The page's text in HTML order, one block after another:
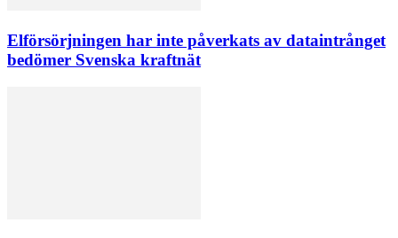
Elförsörjningen har inte påverkats av dataintrånget
bedömer Svenska kraftnät